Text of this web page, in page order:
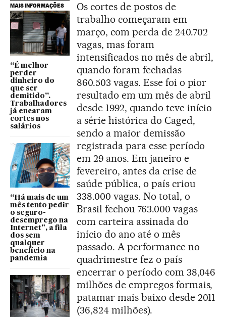
MAIS INFORMAÇÕES
“É melhor
perder
dinheiro do
que ser
demitido”.
Trabalhadores
já encaram
cortes nos
salários
“Há mais de um
mês tento pedir
o seguro-
desemprego na
Internet", a fila
dos sem
qualquer
benefício na
pandemia
Os cortes de postos de
trabalho começaram em
março, com perda de 240.702
vagas, mas foram
intensificados no mês de abril,
quando foram fechadas
860.503 vagas. Esse foi o pior
resultado em um mês de abril
desde 1992, quando teve início
a série histórica do Caged,
sendo a maior demissão
registrada para esse período
em 29 anos. Em janeiro e
fevereiro, antes da crise de
saúde pública, o país criou
338.000 vagas. No total, o
Brasil fechou 763.000 vagas
com carteira assinada do
início do ano até o mês
passado. A performance no
quadrimestre fez o país
encerrar o período com 38,046
milhões de empregos formais,
patamar mais baixo desde 2011
(36,824 milhões).